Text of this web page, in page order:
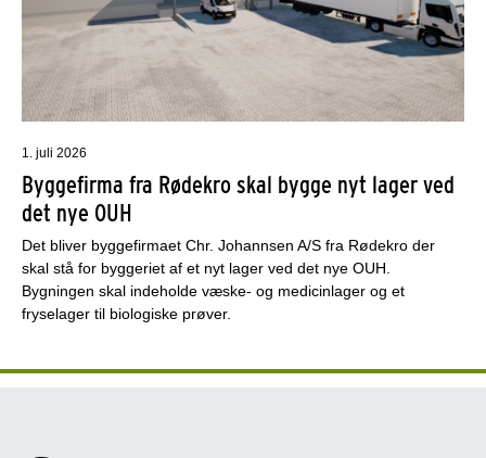
1. juli 2026
Byggefirma fra Rødekro skal bygge nyt lager ved
det nye OUH
Det bliver byggefirmaet Chr. Johannsen A/S fra Rødekro der
skal stå for byggeriet af et nyt lager ved det nye OUH.
Bygningen skal indeholde væske- og medicinlager og et
fryselager til biologiske prøver.